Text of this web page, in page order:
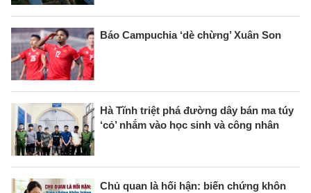
Báo Campuchia ‘dè chừng’ Xuân Son
Hà Tĩnh triệt phá đường dây bán ma túy
‘cỏ’ nhắm vào học sinh và công nhân
Chủ quan là hối hận: biến chứng khôn